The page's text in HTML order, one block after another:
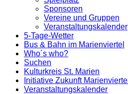
Sponsoren
Vereine und Gruppen
Veranstaltungskalender
5-Tage-Wetter
Bus & Bahn im Marienviertel
Who´s who?
Suchen
Kulturkreis St. Marien
Initiative Zukunft Marienviertel
Veranstaltungskalender